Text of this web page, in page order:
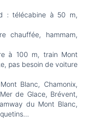
: télécabine à 50 m,
chauffée, hammam,
à 100 m, train Mont
pas besoin de voiture
Blanc, Chamonix,
de Glace, Brévent,
du Mont Blanc,